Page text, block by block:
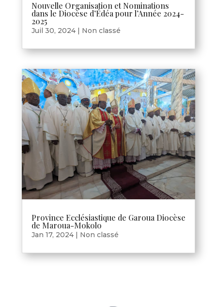
Nouvelle Organisation et Nominations
dans le Diocèse d’Édéa pour l’Année 2024-
2025
Juil 30, 2024| Non classé
Province Ecclésiastique de Garoua Diocèse
de Maroua-Mokolo
Jan 17, 2024| Non classé